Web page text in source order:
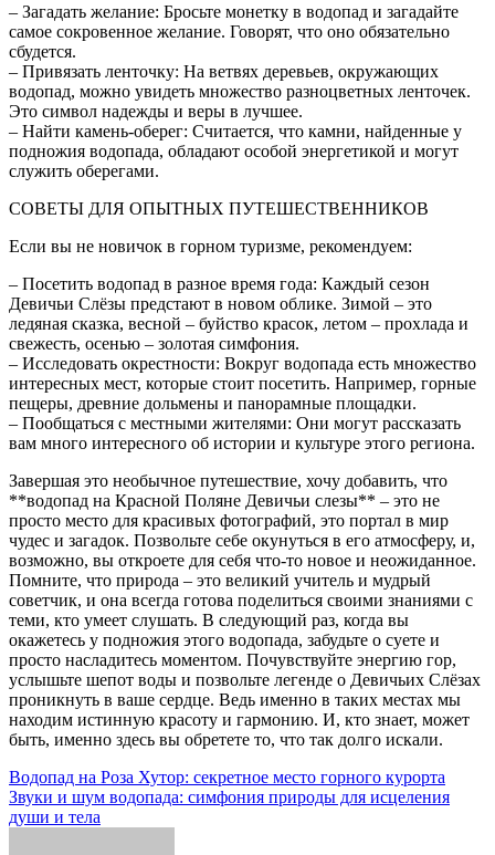
– Загадать желание: Бросьте монетку в водопад и загадайте
самое сокровенное желание. Говорят, что оно обязательно
сбудется.
– Привязать ленточку: На ветвях деревьев, окружающих
водопад, можно увидеть множество разноцветных ленточек.
Это символ надежды и веры в лучшее.
– Найти камень-оберег: Считается, что камни, найденные у
подножия водопада, обладают особой энергетикой и могут
служить оберегами.
СОВЕТЫ ДЛЯ ОПЫТНЫХ ПУТЕШЕСТВЕННИКОВ
Если вы не новичок в горном туризме, рекомендуем:
– Посетить водопад в разное время года: Каждый сезон
Девичьи Слёзы предстают в новом облике. Зимой – это
ледяная сказка, весной – буйство красок, летом – прохлада и
свежесть, осенью – золотая симфония.
– Исследовать окрестности: Вокруг водопада есть множество
интересных мест, которые стоит посетить. Например, горные
пещеры, древние дольмены и панорамные площадки.
– Пообщаться с местными жителями: Они могут рассказать
вам много интересного об истории и культуре этого региона.
Завершая это необычное путешествие, хочу добавить, что
**водопад на Красной Поляне Девичьи слезы** – это не
просто место для красивых фотографий, это портал в мир
чудес и загадок. Позвольте себе окунуться в его атмосферу, и,
возможно, вы откроете для себя что-то новое и неожиданное.
Помните, что природа – это великий учитель и мудрый
советчик, и она всегда готова поделиться своими знаниями с
теми, кто умеет слушать. В следующий раз, когда вы
окажетесь у подножия этого водопада, забудьте о суете и
просто насладитесь моментом. Почувствуйте энергию гор,
услышьте шепот воды и позвольте легенде о Девичьих Слёзах
проникнуть в ваше сердце. Ведь именно в таких местах мы
находим истинную красоту и гармонию. И, кто знает, может
быть, именно здесь вы обретете то, что так долго искали.
Навигация
по
Водопад на Роза Хутор: секретное место горного курорта
Звуки и шум водопада: симфония природы для исцеления
души и тела